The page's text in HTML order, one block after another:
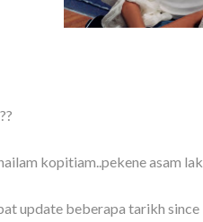
kopitiam..pekene asam
update beberapa tarikh